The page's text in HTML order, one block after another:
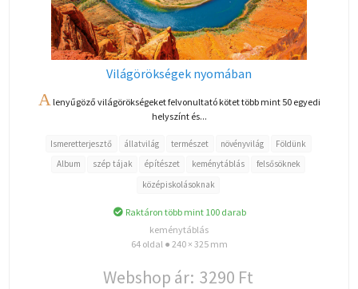
Világörökségek nyomában
Alenyűgöző világörökségeket felvonultató kötet több mint 50 egyedi
helyszínt és...
Ismeretterjesztő állatvilág természet növényvilág
Földünk
Album
szép tájak építészet keménytáblás
felsősöknek
középiskolásoknak
Raktáron több mint 100 darab
keménytáblás
64 oldal ● 240 × 325 mm
Webshop ár: 3290 Ft